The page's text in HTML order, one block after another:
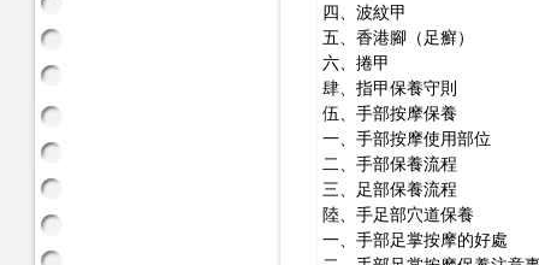
四、波紋甲
五、香港腳（足癬）
六、捲甲
肆、指甲保養守則
伍、手部按摩保養
一、手部按摩使用部位
二、手部保養流程
三、足部保養流程
陸、手足部穴道保養
一、手部足掌按摩的好處